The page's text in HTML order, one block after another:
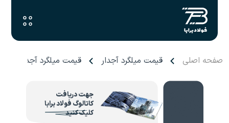
صفحه اصلی قیمت میلگرد آجدار قیمت میلگرد آجدار
جهت دریافت
کاتالوگ فولاد برابا
کلیک کنید